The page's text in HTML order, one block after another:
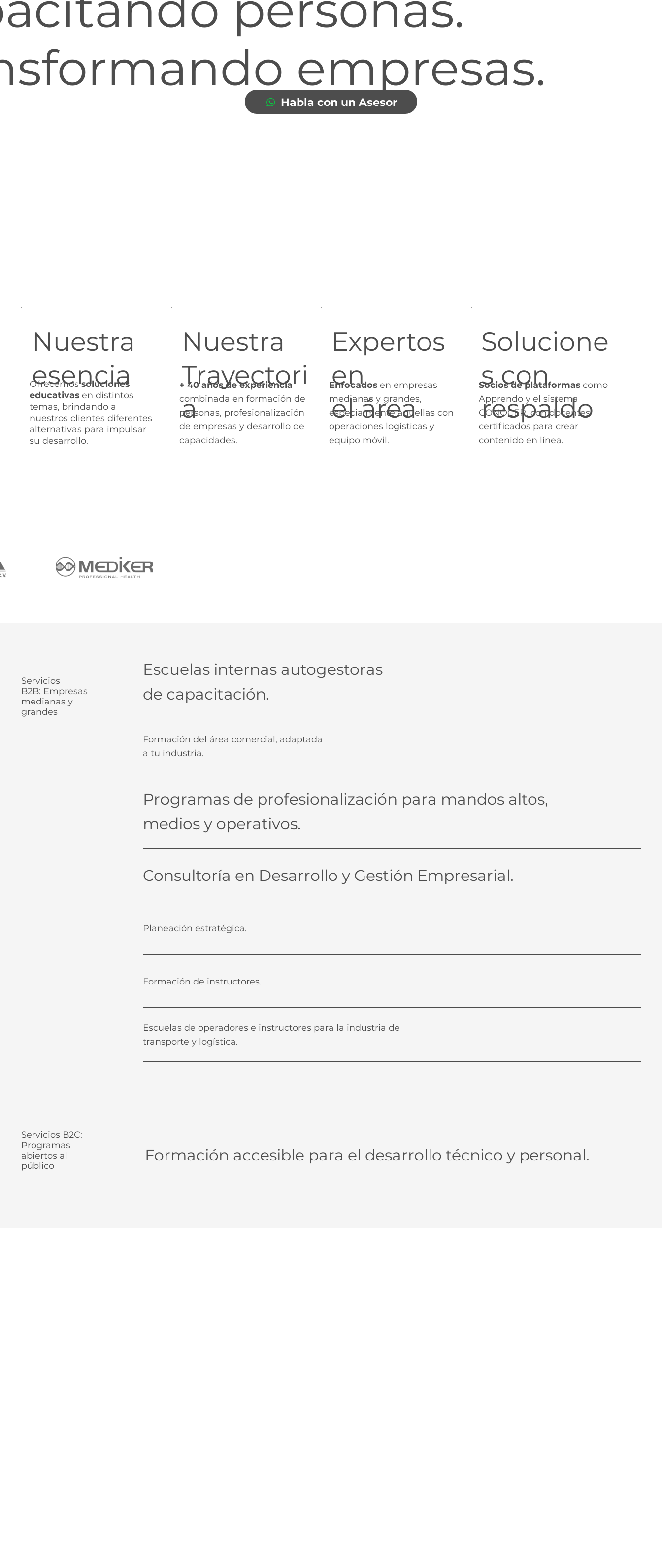
empresas.
Habla con un Asesor
Nuestra
esencia
Ofrecemossoluciones
educativas en distintos
temas, brindando a
nuestros clientes diferentes
alternativas para impulsar
su desarrollo.
Nuestra
Trayectori
a
+ 40 años de experiencia
combinada en formación de
personas, profesionalización
de empresas y desarrollo de
capacidades.
Expertos
en
el área
Enfocados en empresas
medianas y grandes,
especialmente aquellas con
operaciones logísticas y
equipo móvil.
Solucione
s con
respaldo
Socios de plataformas como
Apprendo y el sistema
CONOCER, con docentes
certificados para crear
contenido en línea.
Servicios
B2B: Empresas
medianas y
grandes
Escuelas internas autogestoras
de capacitación.
Formación del área comercial, adaptada
a tu industria.
Programas de profesionalización para mandos altos,
medios y operativos.
Consultoría en Desarrollo y Gestión Empresarial.
Planeación estratégica.
Formación de instructores.
Escuelas de operadores e instructores para la industria de
transporte y logística.
Servicios B2C:
Programas
abiertos al
público
Formación accesible para el desarrollo técnico y personal.